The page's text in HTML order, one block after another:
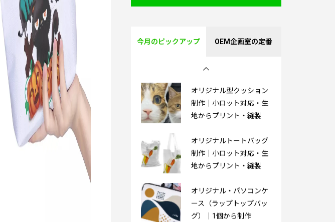
今月のピックアップ OEM企画室の定番
個から制作OK
PVC製3Dキーホルダー｜
オリジナル型クッション
制作｜小ロット対応・生
地からプリント・縫製
オリジナルトートバッグ
制作｜小ロット対応・生
地からプリント・縫製
オリジナル・パソコンケ
ース（ラップトップバッ
グ）｜1個から制作